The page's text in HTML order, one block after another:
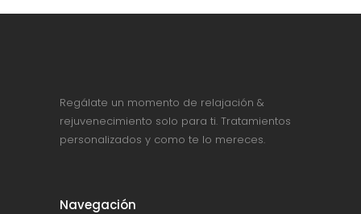
Regálate un momento de relajación &
rejuvenecimiento solo para ti. Tratamientos
personalizados y como te lo mereces.
Navegación